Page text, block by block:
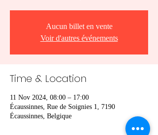
Aucun billet en vente
Voir d'autres événements
Time & Location
11 Nov 2024, 08:00 – 17:00
Écaussinnes, Rue de Soignies 1, 7190
Écaussinnes, Belgique